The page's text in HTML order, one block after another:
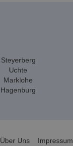
Steyerberg
Uchte
Marklohe
Hagenburg
Über Uns Impressum